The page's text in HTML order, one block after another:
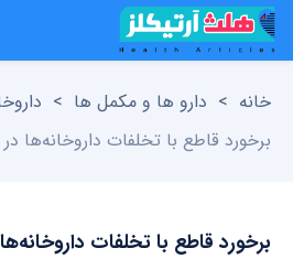
خانه > دارو ها و مکمل ها >
برخورد قاطع با تخلفات داروخانه‌ها در
برخورد قاطع با تخلفات داروخانه‌ها